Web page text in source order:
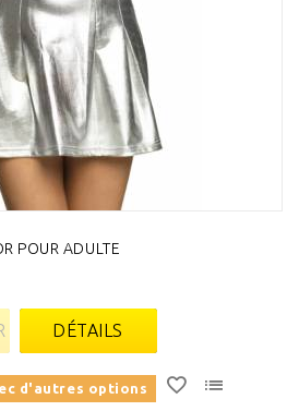
POUR ADULTE
DÉTAILS
d'autres options